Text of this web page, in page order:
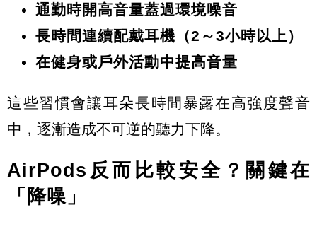
通勤時開高音量蓋過環境噪音
長時間連續配戴耳機（2～3小時以上）
在健身或戶外活動中提高音量
這些習慣會讓耳朵長時間暴露在高強度聲音
中，逐漸造成不可逆的聽力下降。
AirPods反而比較安全？關鍵在
「降噪」